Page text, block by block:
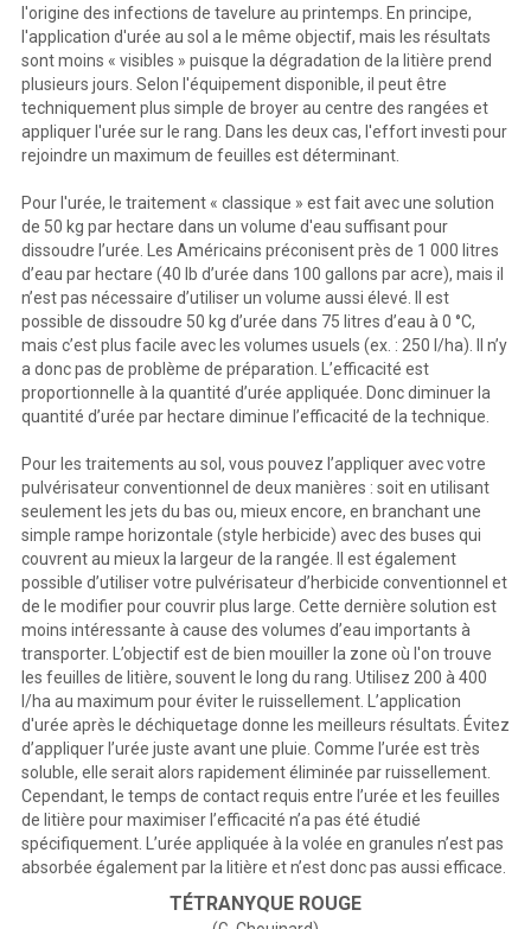
l'origine des infections de tavelure au printemps. En principe,
l'application d'urée au sol a le même objectif, mais les résultats
sont moins « visibles » puisque la dégradation de la litière prend
plusieurs jours. Selon l'équipement disponible, il peut être
techniquement plus simple de broyer au centre des rangées et
appliquer l'urée sur le rang. Dans les deux cas, l'effort investi pour
rejoindre un maximum de feuilles est déterminant.
Pour l'urée, le traitement « classique » est fait avec une solution
de 50 kg par hectare dans un volume d'eau suffisant pour
dissoudre l’urée. Les Américains préconisent près de 1 000 litres
d’eau par hectare (40 lb d’urée dans 100 gallons par acre), mais il
n’est pas nécessaire d’utiliser un volume aussi élevé. Il est
possible de dissoudre 50 kg d’urée dans 75 litres d’eau à 0 °C,
mais c’est plus facile avec les volumes usuels (ex. : 250 l/ha). Il n’y
a donc pas de problème de préparation. L’efficacité est
proportionnelle à la quantité d’urée appliquée. Donc diminuer la
quantité d’urée par hectare diminue l’efficacité de la technique.
Pour les traitements au sol, vous pouvez l’appliquer avec votre
pulvérisateur conventionnel de deux manières : soit en utilisant
seulement les jets du bas ou, mieux encore, en branchant une
simple rampe horizontale (style herbicide) avec des buses qui
couvrent au mieux la largeur de la rangée. Il est également
possible d’utiliser votre pulvérisateur d’herbicide conventionnel et
de le modifier pour couvrir plus large. Cette dernière solution est
moins intéressante à cause des volumes d’eau importants à
transporter. L’objectif est de bien mouiller la zone où l'on trouve
les feuilles de litière, souvent le long du rang. Utilisez 200 à 400
l/ha au maximum pour éviter le ruissellement. L’application
d'urée après le déchiquetage donne les meilleurs résultats. Évitez
d’appliquer l’urée juste avant une pluie. Comme l’urée est très
soluble, elle serait alors rapidement éliminée par ruissellement.
Cependant, le temps de contact requis entre l’urée et les feuilles
de litière pour maximiser l’efficacité n’a pas été étudié
spécifiquement. L’urée appliquée à la volée en granules n’est pas
absorbée également par la litière et n’est donc pas aussi efficace.
TÉTRANYQUE ROUGE